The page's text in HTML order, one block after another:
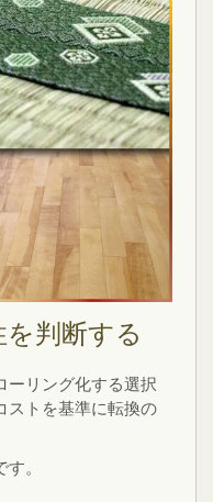
判断する
ーリング化する選択
ストを基準に転換の
。